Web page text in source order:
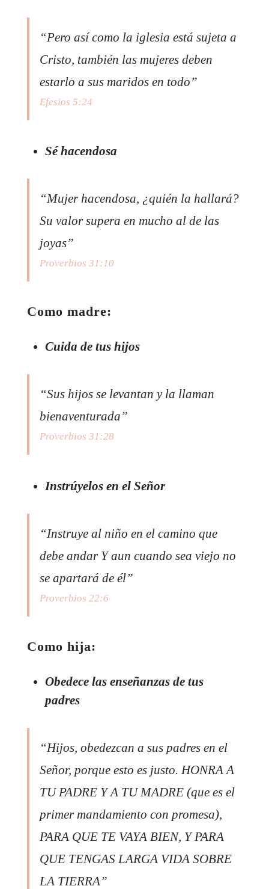
“Pero así como la iglesia está sujeta a
Cristo, también las mujeres deben
estarlo a sus maridos en todo”
Efesios 5:24
Sé hacendosa
“Mujer hacendosa, ¿quién la hallará?
Su valor supera en mucho al de las
joyas”
Proverbios 31:10
Como madre:
Cuida de tus hijos
“Sus hijos se levantan y la llaman
bienaventurada”
Proverbios 31:28
Instrúyelos en el Señor
“Instruye al niño en el camino que
debe andar Y aun cuando sea viejo no
se apartará de él”
Proverbios 22:6
Como hija:
Obedece las enseñanzas de tus
padres
“Hijos, obedezcan a sus padres en el
Señor, porque esto es justo. HONRA A
TU PADRE Y A TU MADRE (que es el
primer mandamiento con promesa),
PARA QUE TE VAYA BIEN, Y PARA
QUE TENGAS LARGA VIDA SOBRE
LA TIERRA”